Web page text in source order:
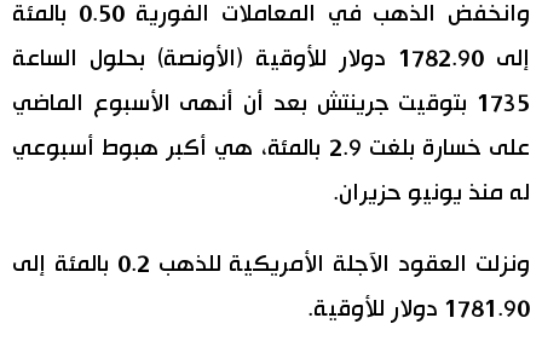
ثقافة
لايف ستايل
طوكيو
إعلان
وانخفض الذهب في المعاملات الفورية 0.50 بالمئة
إلى 1782.90 دولار للأوقية (الأونصة) بحلول الساعة
1735 بتوقيت جرينتش بعد أن أنهى الأسبوع الماضي
على خسارة بلغت 2.9 بالمئة، هي أكبر هبوط أسبوعي
له منذ يونيو حزيران.
ونزلت العقود الآجلة الأمريكية للذهب 0.2 بالمئة إلى
1781.90 دولار للأوقية.